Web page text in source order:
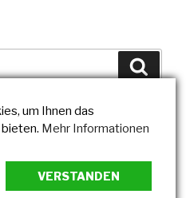
um Ihnen das
Mehr Informationen
VERSTANDEN